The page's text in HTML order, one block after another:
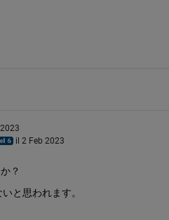
il 2 Feb 2023
？
と思われます。